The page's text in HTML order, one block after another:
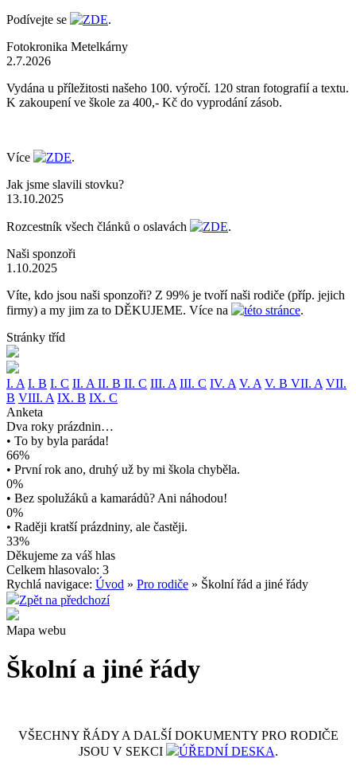
Podívejte se ZDE.
Fotokronika Metelkárny
2.7.2026
Vydána u příležitosti našeho 100. výročí. 120 stran fotografií a textu.
K zakoupení ve škole za 400,- Kč do vyprodání zásob.
Více ZDE.
Jak jsme slavili stovku?
13.10.2025
Rozcestník všech článků o oslavách ZDE.
Naši sponzoři
1.10.2025
Víte, kdo jsou naši sponzoři? Z 99% je tvoří naši rodiče (příp. jejich
firmy) a my jim za to DĚKUJEME. Více na
této stránce.
Stránky tříd
I. A I. B I. C II. A II. B II. C III. A III. C IV. A V. A V. B VII. A VII.
B VIII. A IX. B IX. C
Anketa
Dva roky prázdnin…
• To by byla paráda!
66%
• První rok ano, druhý už by mi škola chyběla.
0%
• Bez spolužáků a kamarádů? Ani náhodou!
0%
• Raději kratší prázdniny, ale častěji.
33%
Děkujeme za váš hlas
Celkem hlasovalo: 3
Rychlá navigace: Úvod » Pro rodiče » Školní řád a jiné řády
Zpět na předchozí
Mapa webu
Školní a jiné řády
VŠECHNY ŘÁDY A DALŠÍ DOKUMENTY PRO RODIČE
JSOU V SEKCI
ÚŘEDNÍ DESKA.